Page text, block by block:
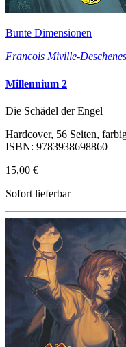
Bunte Dimensionen
Francois Miville-Deschenes
Millennium 2
Die Schädel der Engel
Hardcover, 56 Seiten,
ISBN: 9783938698860
15,00 €
Sofort lieferbar